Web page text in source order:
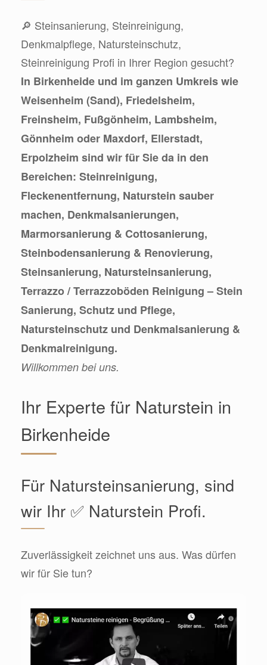
🔎 Steinsanierung, Steinreinigung,
Denkmalpflege, Natursteinschutz,
Steinreinigung Profi in Ihrer Region gesucht?
In Birkenheide und im ganzen Umkreis wie
Weisenheim (Sand), Friedelsheim,
Freinsheim, Fußgönheim, Lambsheim,
Gönnheim oder Maxdorf, Ellerstadt,
Erpolzheim sind wir für Sie da in den
Bereichen: Steinreinigung,
Fleckenentfernung, Naturstein sauber
machen, Denkmalsanierungen,
Marmorsanierung & Cottosanierung,
Steinbodensanierung & Renovierung,
Steinsanierung, Natursteinsanierung,
Terrazzo / Terrazzoböden Reinigung – Stein
Sanierung, Schutz und Pflege,
Natursteinschutz und Denkmalsanierung &
Denkmalreinigung.
Willkommen bei uns.
Ihr Experte für Naturstein in
Birkenheide
Für Natursteinsanierung, sind
wir Ihr ✅ Naturstein Profi.
Zuverlässigkeit zeichnet uns aus. Was dürfen
wir für Sie tun?